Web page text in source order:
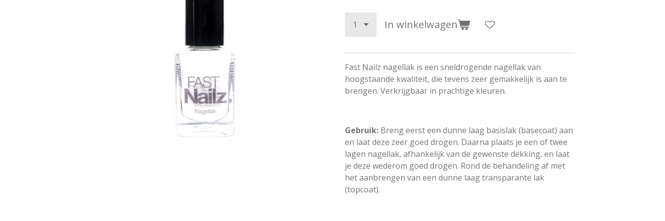
In winkelwagen
Fast Nailz nagellak is een sneldrogende nagellak van
hoogstaande kwaliteit, die tevens zeer gemakkelijk is aan te
brengen. Verkrijgbaar in prachtige kleuren.
Gebruik: Breng eerst een dunne laag basislak (basecoat) aan
en laat deze zeer goed drogen. Daarna plaats je een of twee
lagen nagellak, afhankelijk van de gewenste dekking, en laat
je deze wederom goed drogen. Rond de behandeling af met
het aanbrengen van een dunne laag transparante lak
(topcoat).